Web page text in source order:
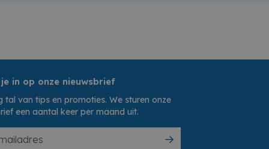
in op onze nieuwsbrief
tal van tips en promoties. We sturen onze
een aantal keer per maand uit.